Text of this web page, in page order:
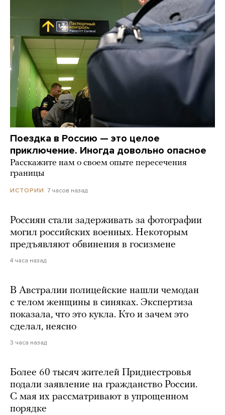
Поездка в Россию — это целое
приключение. Иногда довольно опасное
Расскажите нам о своем опыте пересечения
границы
ИСТОРИИ 7 часов назад
Россиян стали задерживать за фотографии
могил российских военных. Некоторым
предъявляют обвинения в госизмене
4 часа назад
В Австралии полицейские нашли чемодан
с телом женщины в синяках. Экспертиза
показала, что это кукла. Кто и зачем это
сделал, неясно
3 часа назад
Более 60 тысяч жителей Приднестровья
подали заявление на гражданство России.
С мая их рассматривают в упрощенном
порядке